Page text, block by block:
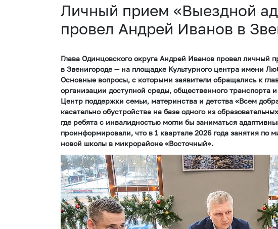
Личный прием «Выездной
провел Андрей Иванов в
Глава Одинцовского округа Андрей Иванов провел личный
в Звенигороде — на площадке Культурного центра имени
Основные вопросы, с которыми заявители обращались к
организации доступной среды, общественного транспорта
Центр поддержки семьи, материнства и детства «Всем
касательно обустройства на базе одного из
где ребята с инвалидностью могли бы заниматься
проинформировали, что в 1 квартале 2026 года занятия по
новой школы в микрорайоне «Восточный».